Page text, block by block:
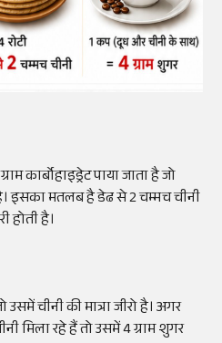
कार्बोहाइड्रेट पाया जाता है जो
इसका मतलब है डेढ से 2 चम्मच चीनी
होती है।
चीनी की मात्रा जीरो है। अगर
रहे हैं तो उसमें 4 ग्राम शुगर